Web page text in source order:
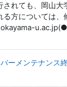
れても、岡山大
方については
u.ac.jp(●
ーメンテナンス